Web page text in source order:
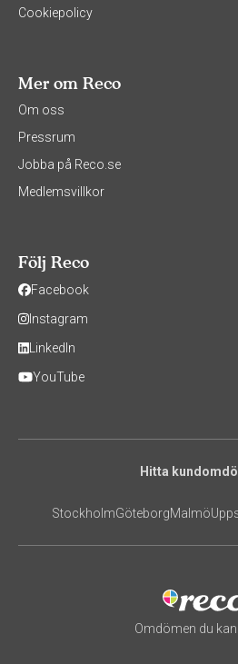
Cookiepolicy
Mer om Reco
Om oss
Pressrum
Jobba på Reco.se
Medlemsvillkor
Följ Reco
Facebook
Instagram
LinkedIn
YouTube
Hitta
StockholmGöteborgMalmö
Omdömen du